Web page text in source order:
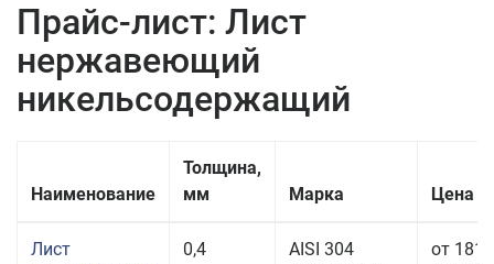
Прайс-лист: Лист
нержавеющий
никельсодержащий
Наименование
Толщина,
мм
Марка Цена
Лист
0,4
AISI 304
от 181